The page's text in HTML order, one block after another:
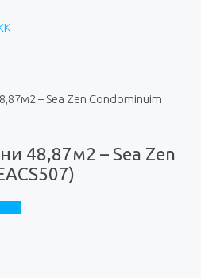
– Sea Zen Condominuim
48,87м2 – Sea Zen